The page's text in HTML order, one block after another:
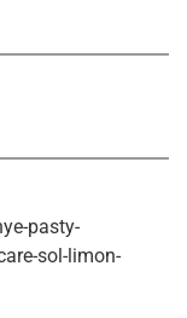
pasty-
sol-limon-